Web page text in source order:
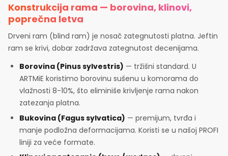
Konstrukcija rama — borovina, klinovi,
poprečna letva
Drveni ram (blind ram) je nosač zategnutosti platna. Jeftin
ram se krivi, dobar zadržava zategnutost decenijama.
Borovina (Pinus sylvestris) — tržišni standard. U
ARTMiE koristimo borovinu sušenu u komorama do
vlažnosti 8-10%, što eliminiše krivljenje rama nakon
zatezanja platna.
Bukovina (Fagus sylvatica) — premijum, tvrđa i
manje podložna deformacijama. Koristi se u našoj PROFI
liniji za veće formate.